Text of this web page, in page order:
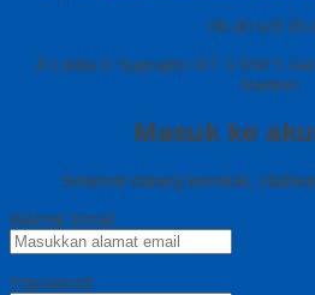
08.00 s/d
Jl Letda D Suprapto RT 3 RW 5
Banten
Masuk ke
Selamat datang kembali,
Alamat Email
Password